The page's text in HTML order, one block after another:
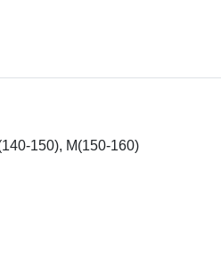
150), M(150-160)